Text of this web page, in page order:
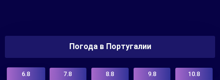
Погода в Португалии
6.8
7.8
8.8
9.8
10.8